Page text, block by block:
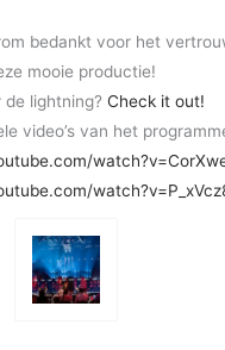
bedankt voor het
mooie productie!
de lightning? Check it out!
video’s van het